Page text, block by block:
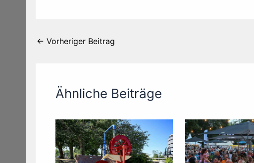
← Vorheriger Beitrag
Ähnliche Beiträge